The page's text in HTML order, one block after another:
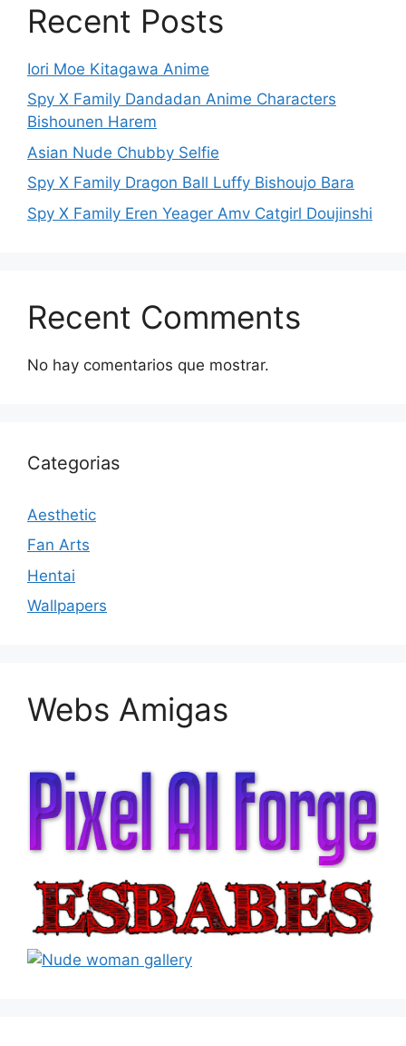
Recent Posts
Iori Moe Kitagawa Anime
Spy X Family Dandadan Anime Characters
Bishounen Harem
Asian Nude Chubby Selfie
Spy X Family Dragon Ball Luffy Bishoujo Bara
Spy X Family Eren Yeager Amv Catgirl Doujinshi
Recent Comments
No hay comentarios que mostrar.
Categorias
Aesthetic
Fan Arts
Hentai
Wallpapers
Webs Amigas